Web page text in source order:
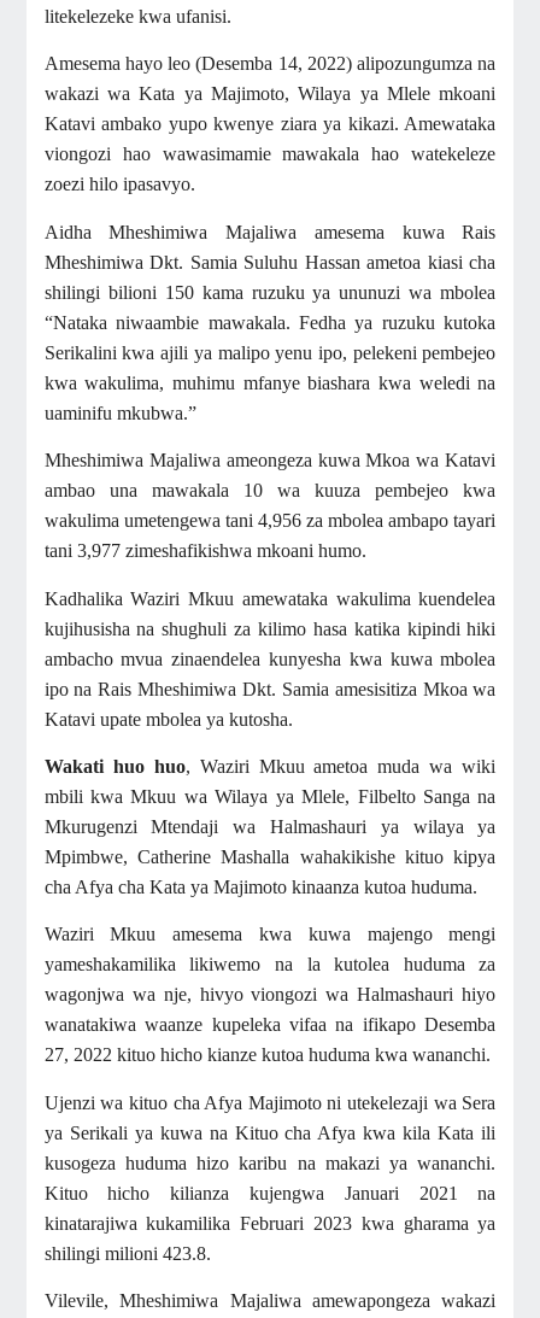
litekelezeke kwa ufanisi.
Amesema hayo leo (Desemba 14, 2022) alipozungumza na
wakazi wa Kata ya Majimoto, Wilaya ya Mlele mkoani
Katavi ambako yupo kwenye ziara ya kikazi. Amewataka
viongozi hao wawasimamie mawakala hao watekeleze
zoezi hilo ipasavyo.
Aidha Mheshimiwa Majaliwa amesema kuwa Rais
Mheshimiwa Dkt. Samia Suluhu Hassan ametoa kiasi cha
shilingi bilioni 150 kama ruzuku ya ununuzi wa mbolea
“Nataka niwaambie mawakala. Fedha ya ruzuku kutoka
Serikalini kwa ajili ya malipo yenu ipo, pelekeni pembejeo
kwa wakulima, muhimu mfanye biashara kwa weledi na
uaminifu mkubwa.”
Mheshimiwa Majaliwa ameongeza kuwa Mkoa wa Katavi
ambao una mawakala 10 wa kuuza pembejeo kwa
wakulima umetengewa tani 4,956 za mbolea ambapo tayari
tani 3,977 zimeshafikishwa mkoani humo.
Kadhalika Waziri Mkuu amewataka wakulima kuendelea
kujihusisha na shughuli za kilimo hasa katika kipindi hiki
ambacho mvua zinaendelea kunyesha kwa kuwa mbolea
ipo na Rais Mheshimiwa Dkt. Samia amesisitiza Mkoa wa
Katavi upate mbolea ya kutosha.
Wakati huo huo, Waziri Mkuu ametoa muda wa wiki
mbili kwa Mkuu wa Wilaya ya Mlele, Filbelto Sanga na
Mkurugenzi Mtendaji wa Halmashauri ya wilaya ya
Mpimbwe, Catherine Mashalla wahakikishe kituo kipya
cha Afya cha Kata ya Majimoto kinaanza kutoa huduma.
Waziri Mkuu amesema kwa kuwa majengo mengi
yameshakamilika likiwemo na la kutolea huduma za
wagonjwa wa nje, hivyo viongozi wa Halmashauri hiyo
wanatakiwa waanze kupeleka vifaa na ifikapo Desemba
27, 2022 kituo hicho kianze kutoa huduma kwa wananchi.
Ujenzi wa kituo cha Afya Majimoto ni utekelezaji wa Sera
ya Serikali ya kuwa na Kituo cha Afya kwa kila Kata ili
kusogeza huduma hizo karibu na makazi ya wananchi.
Kituo hicho kilianza kujengwa Januari 2021 na
kinatarajiwa kukamilika Februari 2023 kwa gharama ya
shilingi milioni 423.8.
Vilevile, Mheshimiwa Majaliwa amewapongeza wakazi